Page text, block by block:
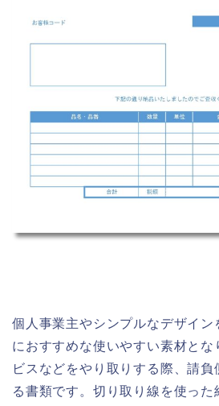
個人事業主やシンプルなデザイン
におすすめな使いやすい素材とな
ビスなどをやり取りする際、請負
る書類です。切り取り線を使っ